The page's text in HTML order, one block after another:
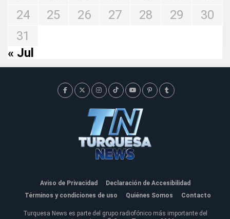
24
25 26 27 28 29
30
31
« Jul
Aviso de Privacidad
Declaración de Accesibilidad
Términos y condiciones de uso
Quiénes Somos Contacto
Turquesa News es parte del grupo radiofónico más importante del